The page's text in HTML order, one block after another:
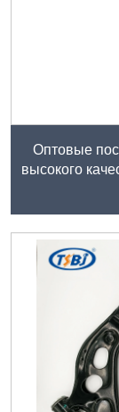
Оптовые
высокого